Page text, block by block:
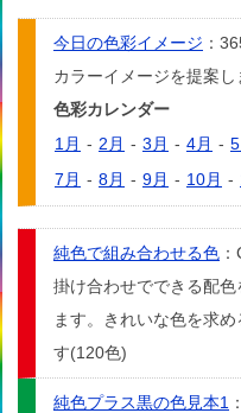
今日の色彩イメージ ：
カラーイメージを提案し
色彩カレンダー
1月 - 2月 - 3月 - 4月 -
7月 - 8月 - 9月 - 10月 -
純色で組み合わせる色
掛け合わせでできる配
ます。きれいな色を求
す(120色)
純色プラス黒の色見本1